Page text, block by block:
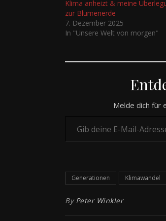
Klima anheizt & meine
zur Blumenerde
7. Dezember 2025
In "Unsere Welt von morgen"
Melde dich für
Generationen Klimawandel
By Peter Winkler